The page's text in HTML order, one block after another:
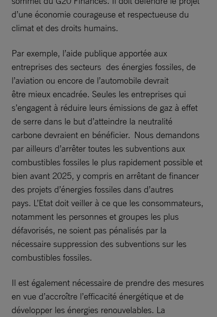
d’une économie courageuse et respectueuse du
climat et des droits humains.
Par exemple, l’aide publique apportée aux
entreprises des secteurs des énergies fossiles, de
l’aviation ou encore de l’automobile devrait
être mieux encadrée. Seules les entreprises qui
s’engagent à réduire leurs émissions de gaz à effet
de serre dans le but d’atteindre la neutralité
carbone devraient en bénéficier. Nous demandons
par ailleurs d’arrêter toutes les subventions aux
combustibles fossiles le plus rapidement possible et
bien avant 2025, y compris en arrêtant de financer
des projets d’énergies fossiles dans d’autres
pays. L’Etat doit veiller à ce que les consommateurs,
notamment les personnes et groupes les plus
défavorisés, ne soient pas pénalisés par la
nécessaire suppression des subventions sur les
combustibles fossiles.
Il est également nécessaire de prendre des mesures
en vue d’accroître l’efficacité énergétique et de
développer les énergies renouvelables. La